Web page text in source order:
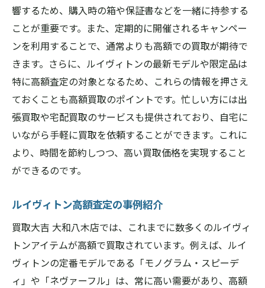
響するため、購入時の箱や保証書などを一緒に持参する
ことが重要です。また、定期的に開催されるキャンペー
ンを利用することで、通常よりも高額での買取が期待で
きます。さらに、ルイヴィトンの最新モデルや限定品は
特に高額査定の対象となるため、これらの情報を押さえ
ておくことも高額買取のポイントです。忙しい方には出
張買取や宅配買取のサービスも提供されており、自宅に
いながら手軽に買取を依頼することができます。これに
より、時間を節約しつつ、高い買取価格を実現すること
ができるのです。
ルイヴィトン高額査定の事例紹介
買取大吉 大和八木店では、これまでに数多くのルイヴィ
トンアイテムが高額で買取されています。例えば、ルイ
ヴィトンの定番モデルである「モノグラム・スピーデ
ィ」や「ネヴァーフル」は、常に高い需要があり、高額